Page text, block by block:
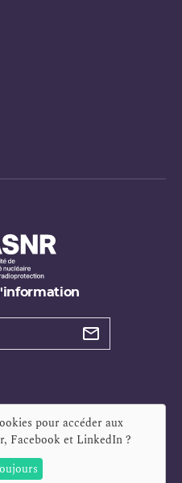
pour accéder aux
Facebook et LinkedIn?